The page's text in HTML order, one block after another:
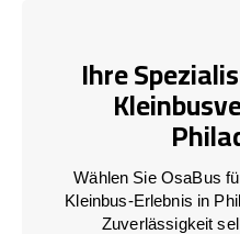
Ihre
Wählen Sie OsaBus
Kleinbus-Erlebnis in
Zuverlässigkeit